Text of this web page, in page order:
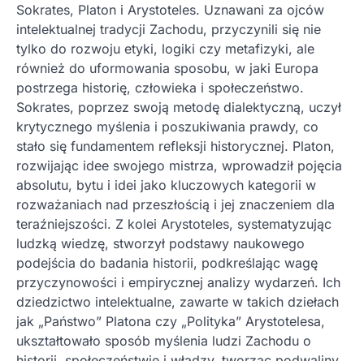
Sokrates, Platon i Arystoteles. Uznawani za ojców
intelektualnej tradycji Zachodu, przyczynili się nie
tylko do rozwoju etyki, logiki czy metafizyki, ale
również do uformowania sposobu, w jaki Europa
postrzega historię, człowieka i społeczeństwo.
Sokrates, poprzez swoją metodę dialektyczną, uczył
krytycznego myślenia i poszukiwania prawdy, co
stało się fundamentem refleksji historycznej. Platon,
rozwijając idee swojego mistrza, wprowadził pojęcia
absolutu, bytu i idei jako kluczowych kategorii w
rozważaniach nad przeszłością i jej znaczeniem dla
teraźniejszości. Z kolei Arystoteles, systematyzując
ludzką wiedzę, stworzył podstawy naukowego
podejścia do badania historii, podkreślając wagę
przyczynowości i empirycznej analizy wydarzeń. Ich
dziedzictwo intelektualne, zawarte w takich dziełach
jak „Państwo” Platona czy „Polityka” Arystotelesa,
ukształtowało sposób myślenia ludzi Zachodu o